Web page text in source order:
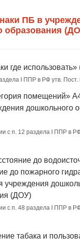
ПБ в
образования
где
I ППР в РФ утв.
помещений»
дошкольного
с п. 12 раздела I ППР в
до
до пожарного
учреждения
(ДОУ)
с п. 48 раздела I ППР в
табака и